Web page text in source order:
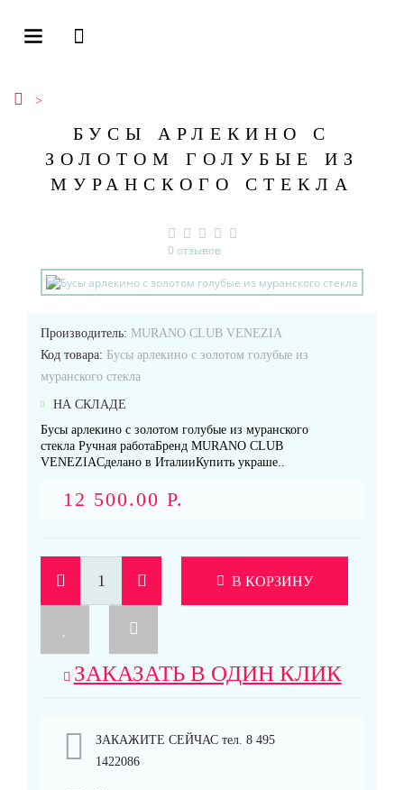
БУСЫ АРЛЕКИНО С
ЗОЛОТОМ ГОЛУБЫЕ ИЗ
МУРАНСКОГО СТЕКЛА
0 отзывов
Производитель: MURANO CLUB VENEZIA
Код товара: Бусы арлекино с золотом голубые из
муранского стекла
НА СКЛАДЕ
Бусы арлекино с золотом голубые из муранского
стекла Ручная работаБренд MURANO CLUB
VENEZIAСделано в ИталииКупить украше..
12 500.00 Р.
В КОРЗИНУ
ЗАКАЗАТЬ В ОДИН КЛИК
ЗАКАЖИТЕ СЕЙЧАС тел. 8 495
1422086